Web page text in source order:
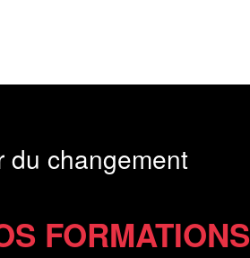
du changement
FORMATIONS